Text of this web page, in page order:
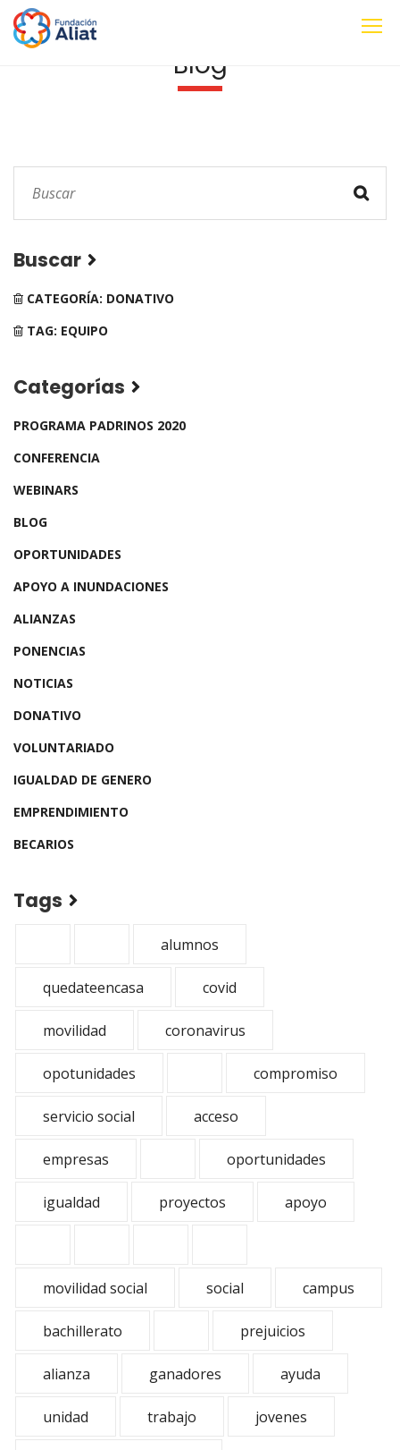
Blog
Buscar
CATEGORÍA: DONATIVO
TAG: EQUIPO
Categorías
PROGRAMA PADRINOS 2020
CONFERENCIA
WEBINARS
BLOG
OPORTUNIDADES
APOYO A INUNDACIONES
ALIANZAS
PONENCIAS
NOTICIAS
DONATIVO
VOLUNTARIADO
IGUALDAD DE GENERO
EMPRENDIMIENTO
BECARIOS
Tags
alumnos
quedateencasa covid
movilidad coronavirus
opotunidades compromiso
servicio social acceso
empresas oportunidades
igualdad proyectos apoyo
movilidad social social campus
bachillerato prejuicios
alianza ganadores ayuda
unidad trabajo jovenes